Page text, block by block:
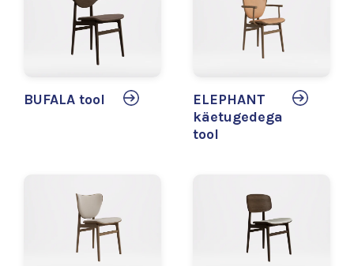
BUFALA tool
ELEPHANT
käetugedega
tool